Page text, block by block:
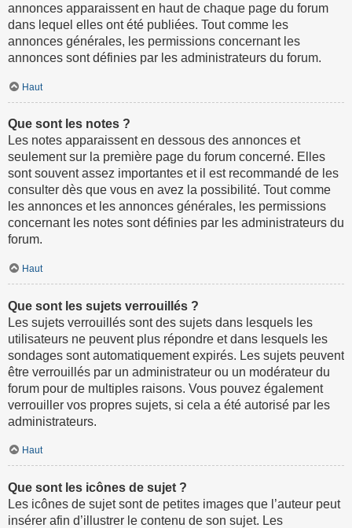
annonces apparaissent en haut de chaque page du forum
dans lequel elles ont été publiées. Tout comme les
annonces générales, les permissions concernant les
annonces sont définies par les administrateurs du forum.
Haut
Que sont les notes ?
Les notes apparaissent en dessous des annonces et
seulement sur la première page du forum concerné. Elles
sont souvent assez importantes et il est recommandé de les
consulter dès que vous en avez la possibilité. Tout comme
les annonces et les annonces générales, les permissions
concernant les notes sont définies par les administrateurs du
forum.
Haut
Que sont les sujets verrouillés ?
Les sujets verrouillés sont des sujets dans lesquels les
utilisateurs ne peuvent plus répondre et dans lesquels les
sondages sont automatiquement expirés. Les sujets peuvent
être verrouillés par un administrateur ou un modérateur du
forum pour de multiples raisons. Vous pouvez également
verrouiller vos propres sujets, si cela a été autorisé par les
administrateurs.
Haut
Que sont les icônes de sujet ?
Les icônes de sujet sont de petites images que l’auteur peut
insérer afin d’illustrer le contenu de son sujet. Les